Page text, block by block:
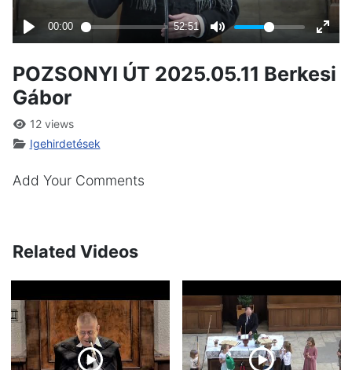
POZSONYI ÚT 2025.05.11 Berkesi
Gábor
12 views
Igehirdetések
Add Your Comments
Related Videos